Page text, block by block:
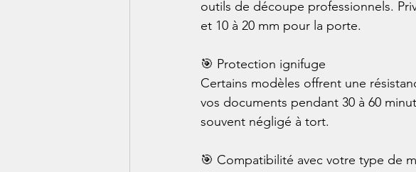
outils de découpe professionnels.
et 10 à 20 mm pour la porte.
🎯 Protection ignifuge
Certains modèles offrent une
vos documents pendant 30 à 60
souvent négligé à tort.
🎯 Compatibilité avec votre type de